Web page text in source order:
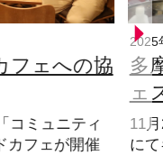
フェへの協
コミュニティ
カフェが開催
2025
多
ェ
11
に